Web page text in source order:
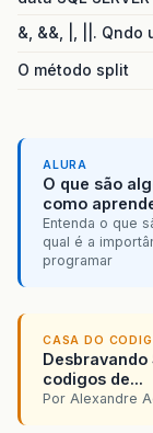
&, &&, |, ||. Qndo
O método split
ALURA
O que são
como
Entenda o que
qual é a
programar
CASA DO
Desbravando
codigos de...
Por Alexandre